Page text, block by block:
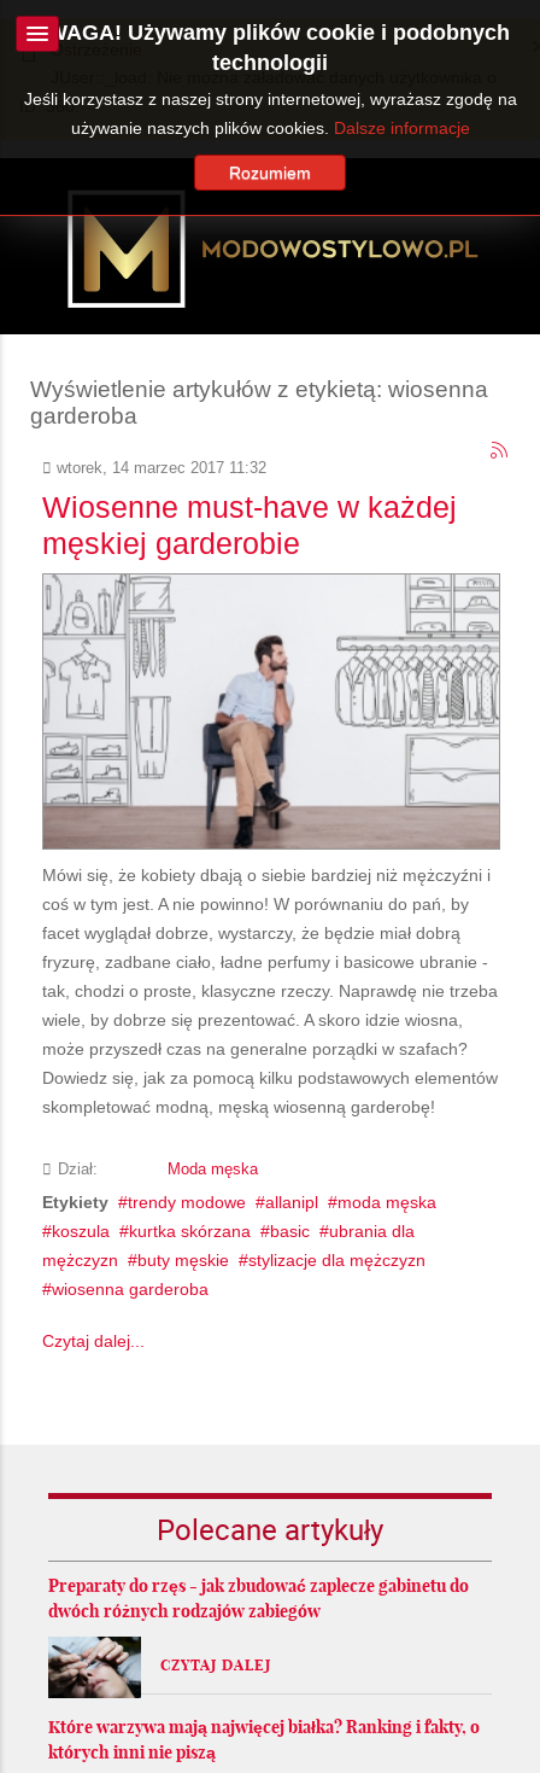
Ostrzeżenie
JUser::_load: Nie można załadować danych użytkownika o
ID: 360.
Wyświetlenie artykułów z etykietą: wiosenna
garderoba
wtorek, 14 marzec 2017 11:32
Wiosenne must-have w każdej
męskiej garderobie
Mówi się, że kobiety dbają o siebie bardziej niż mężczyźni i
coś w tym jest. A nie powinno! W porównaniu do pań, by
facet wyglądał dobrze, wystarczy, że będzie miał dobrą
fryzurę, zadbane ciało, ładne perfumy i basicowe ubranie -
tak, chodzi o proste, klasyczne rzeczy. Naprawdę nie trzeba
wiele, by dobrze się prezentować. A skoro idzie wiosna,
może przyszedł czas na generalne porządki w szafach?
Dowiedz się, jak za pomocą kilku podstawowych elementów
skompletować modną, męską wiosenną garderobę!
Dział: Moda męska
Etykiety trendy modowe allanipl
moda męska
koszula
kurtka skórzana basic
ubrania dla
mężczyzn
buty męskie
stylizacje dla mężczyzn
wiosenna garderoba
Czytaj dalej...
Polecane artykuły
Preparaty do rzęs - jak zbudować zaplecze gabinetu do
dwóch różnych rodzajów zabiegów
CZYTAJ DALEJ
Które warzywa mają najwięcej białka? Ranking i fakty, o
których inni nie piszą
UWAGA! Używamy plików cookie i podobnych
technologii
Jeśli korzystasz z naszej strony internetowej, wyrażasz zgodę na
używanie naszych plików cookies. Dalsze informacje
Rozumiem